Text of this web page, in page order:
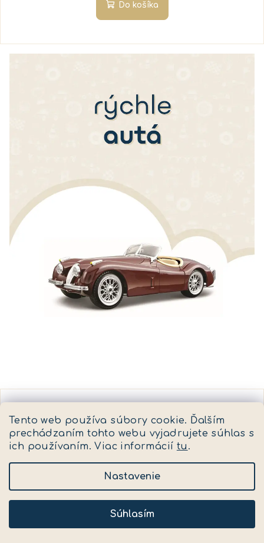
Tento web používa súbory cookie. Ďalším
prechádzaním tohto webu vyjadrujete súhlas s
ich používaním. Viac informácií tu .
Nastavenie
Súhlasím
Do košíka